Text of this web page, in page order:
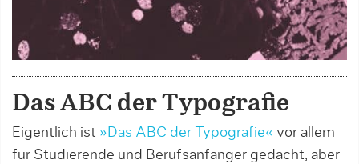
Das ABC der Typografie
Eigentlich ist »Das ABC der Typografie« vor allem
für Studierende und Berufsanfänger gedacht, aber